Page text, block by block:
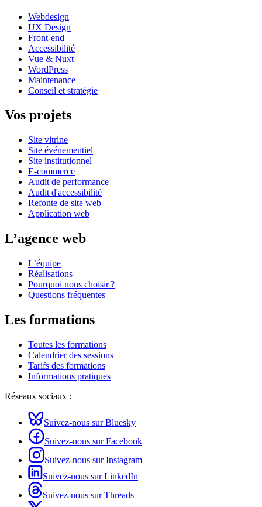
Webdesign
UX Design
Front-end
Accessibilité
Vue & Nuxt
WordPress
Maintenance
Conseil et stratégie
Vos projets
Site vitrine
Site événementiel
Site institutionnel
E-commerce
Audit de performance
Audit d'accessibilité
Refonte de site web
Application web
L’agence web
L’équipe
Réalisations
Pourquoi nous choisir ?
Questions fréquentes
Les formations
Toutes les formations
Calendrier des sessions
Tarifs des formations
Informations pratiques
Réseaux sociaux :
Suivez-nous sur Bluesky
Suivez-nous sur Facebook
Suivez-nous sur Instagram
Suivez-nous sur LinkedIn
Suivez-nous sur Threads